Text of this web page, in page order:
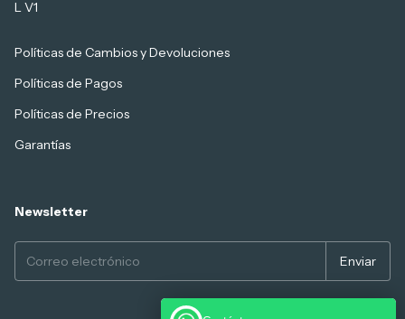
L V1
Políticas de Cambios y Devoluciones
Políticas de Pagos
Políticas de Precios
Garantías
Newsletter